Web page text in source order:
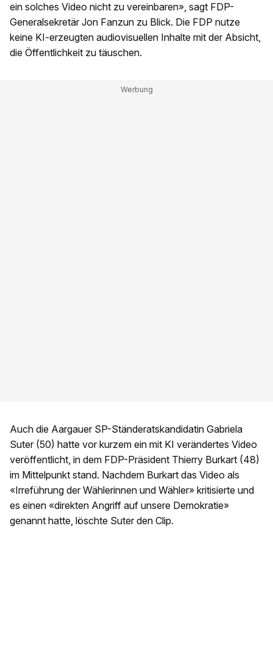
ein solches Video nicht zu vereinbaren», sagt FDP-
Generalsekretär Jon Fanzun zu Blick. Die FDP nutze
keine KI-erzeugten audiovisuellen Inhalte mit der Absicht,
die Öffentlichkeit zu täuschen.
Auch die Aargauer SP-Ständeratskandidatin Gabriela
Suter (50) hatte vor kurzem ein mit KI verändertes Video
veröffentlicht, in dem FDP-Präsident Thierry Burkart (48)
im Mittelpunkt stand. Nachdem Burkart das Video als
«Irreführung der Wählerinnen und Wähler» kritisierte und
es einen «direkten Angriff auf unsere Demokratie»
genannt hatte, löschte Suter den Clip.